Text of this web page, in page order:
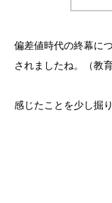
偏差値時代の終幕に
されましたね。（教
感じたことを少し掘